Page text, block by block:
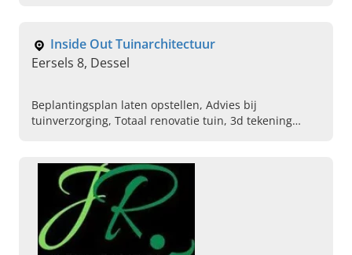
Inside Out Tuinarchitectuur
Eersels 8, Dessel
Beplantingsplan laten opstellen, Advies bij
tuinverzorging, Totaal renovatie tuin, 3d tekening
Studiebureau tuinarchitectuur, Aanleggen van tuinen,
Uitvoeringsplan voor tuin